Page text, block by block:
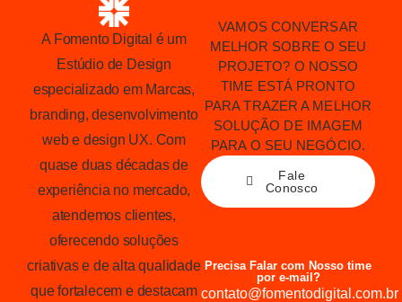
A Fomento Digital é um
Estúdio de Design
especializado em Marcas,
branding, desenvolvimento
web e design UX. Com
quase duas décadas de
experiência no mercado,
atendemos clientes,
oferecendo soluções
criativas e de alta qualidade
que fortalecem e destacam
VAMOS CONVERSAR
MELHOR SOBRE O SEU
PROJETO? O NOSSO
TIME ESTÁ PRONTO
PARA TRAZER A MELHOR
SOLUÇÃO DE IMAGEM
PARA O SEU NEGÓCIO.
Fale
Conosco
Precisa Falar com Nosso time
por e-mail?
contato@fomentodigital.com.br